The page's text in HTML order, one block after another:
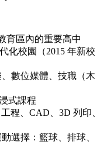
育區內的重要高中
化校園（2015 年新校
數位媒體、技職（木
式課程
程、CAD、3D 列印、
選擇：籃球、排球、